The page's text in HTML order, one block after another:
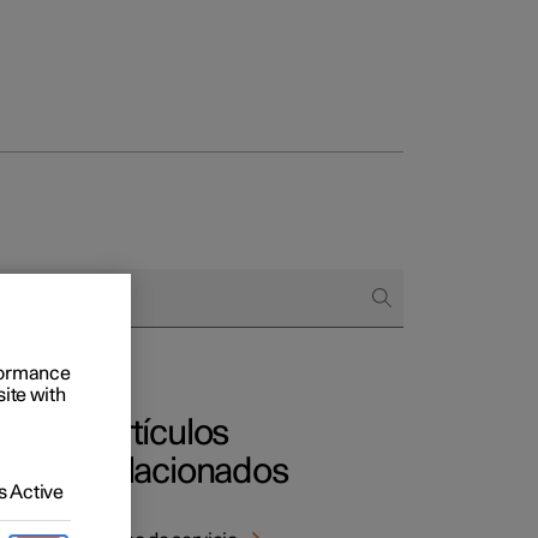
de financiación
Artículos
relacionados
with
Active